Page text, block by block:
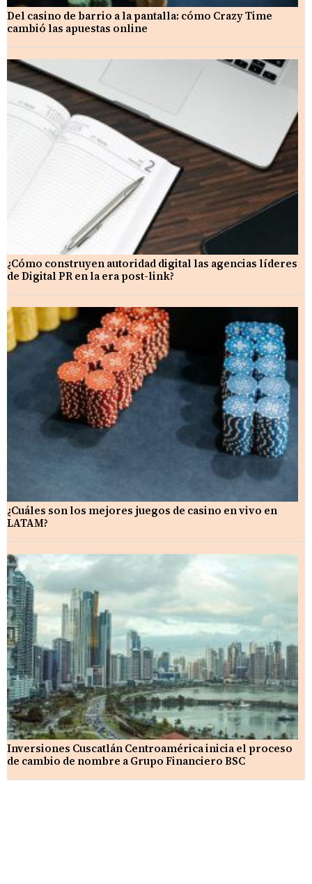
Del casino de barrio a la pantalla: cómo Crazy Time
cambió las apuestas online
¿Cómo construyen autoridad digital las agencias líderes
de Digital PR en la era post-link?
¿Cuáles son los mejores juegos de casino en vivo en
LATAM?
Inversiones Cuscatlán Centroamérica inicia el proceso
de cambio de nombre a Grupo Financiero BSC